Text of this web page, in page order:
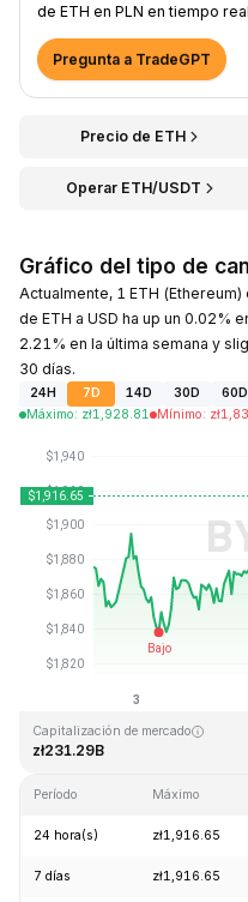
de ETH en PLN en tiempo
Pregunta a TradeGPT
Precio de ETH
Operar ETH/USDT
Gráfico del tipo de
Actualmente, 1 ETH
de ETH a USD ha up un 0.02%
2.21% en la última semana y
30 días.
24H 7D 14D 30D 60D
Máximo: zł1,928.81 Mínimo: zł
Última actualización: 2026-08-09,
Capitalización de mercado
zł231.29B
Período Máximo
24 hora(s) zł1,916.65
7 días zł1,916.65